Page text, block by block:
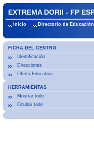
EXTREMA DORII - FP
Inicio Directorio de Educación
FICHA DEL CENTRO
Identificación
Direcciones
Oferta Educativa
HERRAMIENTAS
Mostrar todo
Ocultar todo